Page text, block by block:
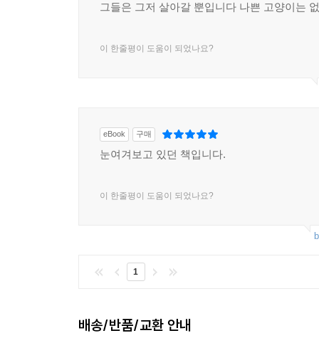
그들은 그저 살아갈 뿐입니다 나쁜 고양이는
이 한줄평이 도움이 되었나요?
eBook 구매
눈여겨보고 있던 책입니다.
이 한줄평이 도움이 되었나요?
1
배송/반품/교환 안내